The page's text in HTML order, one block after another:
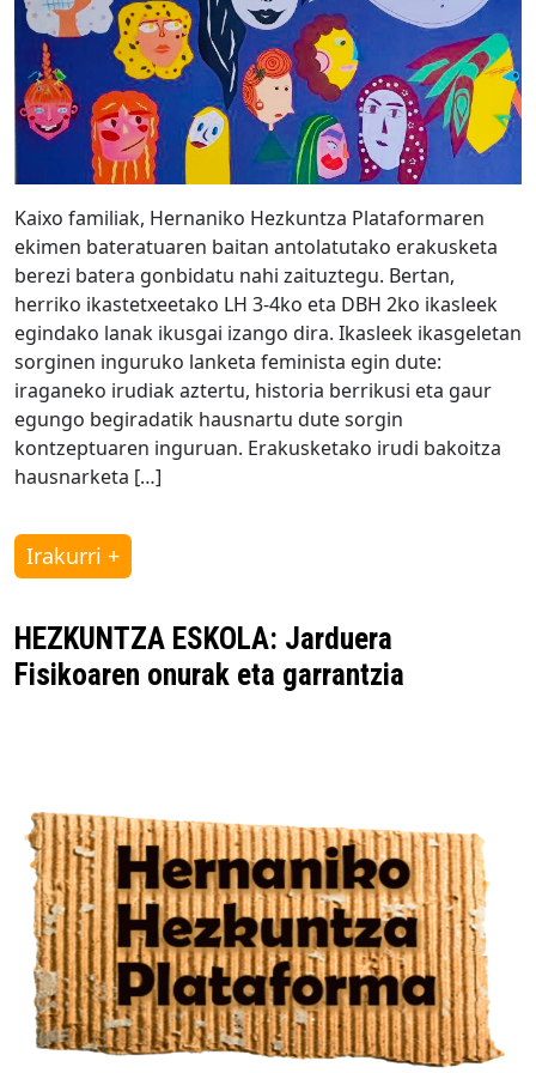
Kaixo familiak, Hernaniko Hezkuntza Plataformaren
ekimen bateratuaren baitan antolatutako erakusketa
berezi batera gonbidatu nahi zaituztegu. Bertan,
herriko ikastetxeetako LH 3-4ko eta DBH 2ko ikasleek
egindako lanak ikusgai izango dira. Ikasleek ikasgeletan
sorginen inguruko lanketa feminista egin dute:
iraganeko irudiak aztertu, historia berrikusi eta gaur
egungo begiradatik hausnartu dute sorgin
kontzeptuaren inguruan. Erakusketako irudi bakoitza
hausnarketa […]
Irakurri +
HEZKUNTZA ESKOLA: Jarduera
Fisikoaren onurak eta garrantzia